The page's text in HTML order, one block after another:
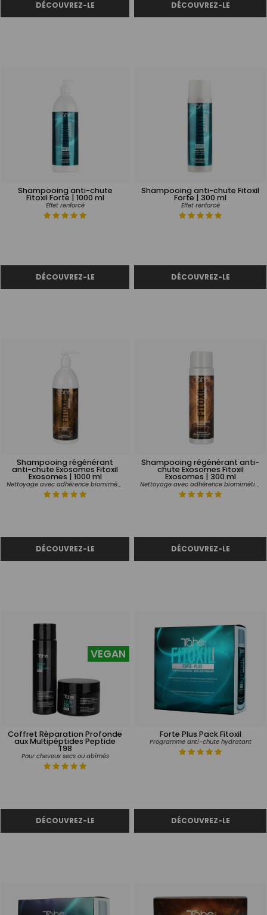
Shampooing anti-chute
Fitoxil Forte | 1000 ml
Effet renforcé
Shampooing anti-chute Fitoxil
Forte | 300 ml
Effet renforcé
Shampooing régénérant
anti-chute Exosomes Fitoxil
Exosomes | 1000 ml
Nettoyage avec adhérence biomimétique
Shampooing régénérant anti-
chute Exosomes Fitoxil
Exosomes | 300 ml
Nettoyage avec adhérence biomimétique
Coffret Réparation Profonde
aux Multipéptides Peptide
T98
Pour cheveux secs ou abîmés
VEGAN
Forte Plus Pack Fitoxil
Programme anti-chute hydratant